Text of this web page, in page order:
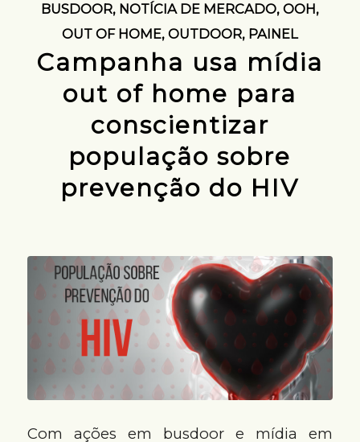
BUSDOOR, NOTÍCIA DE MERCADO, OOH,
OUT OF HOME, OUTDOOR, PAINEL
Campanha usa mídia
out of home para
conscientizar
população sobre
prevenção do HIV
Com ações em busdoor e mídia em